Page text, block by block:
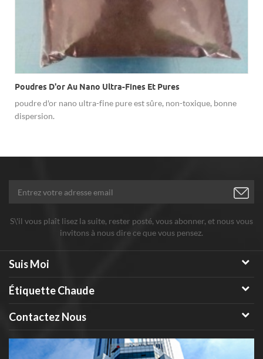
Poudres D'or Au Nano Ultra-Fines Et Pures
poudre d'or nano ultra-fine pure est sûre, non-toxique, bonne
dispersion.
S\'il vous plaît lisez la suite, rester posté, vous abonner, et nous vous
invitons à nous dire ce que vous pensez.
Suis Moi
Étiquette Chaude
Contactez Nous